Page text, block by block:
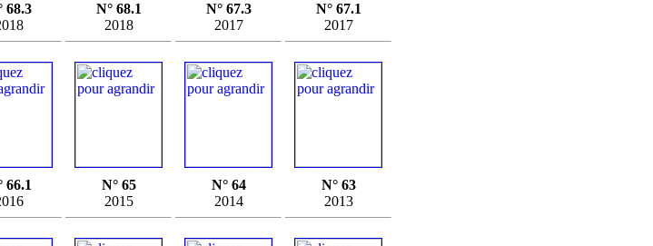
68.3
N° 68.1
2018
N° 67.3
2017
N° 67.1
2017
66.1
N° 65
2015
N° 64
2014
N° 63
2013